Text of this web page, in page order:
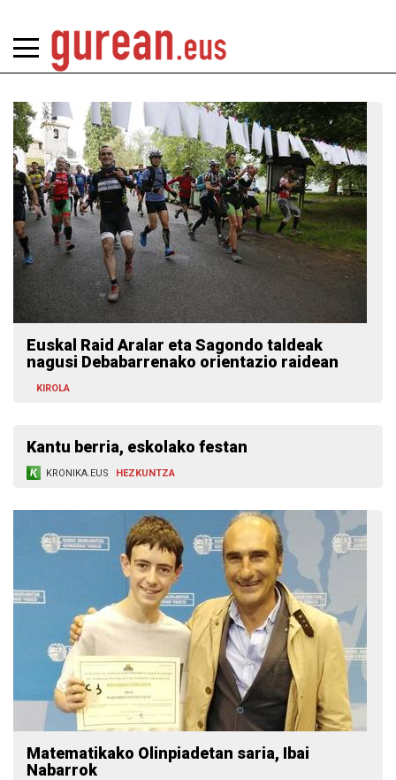
Euskal Raid Aralar eta Sagondo taldeak
nagusi Debabarrenako orientazio raidean
KIROLA
Kantu berria, eskolako festan
KRONIKA.EUS HEZKUNTZA
Matematikako Olinpiadetan saria, Ibai
Nabarrok